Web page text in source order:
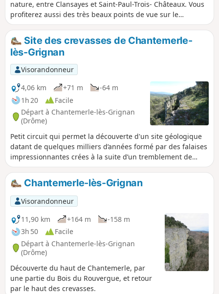
nature, entre Clansayes et Saint-Paul-Trois- Châteaux. Vous
profiterez aussi des très beaux points de vue sur le
Vaucluse et le Mont Ventoux, ainsi que sur la Vallée du
Rhône et les montagnes ardéchoises. Le retour se fait dans
la Combe du Verger et vous pouvez accéder à la Chapelle
Notre-Dame de Toronne par son chemin de croix. À l'arrivée,
prenez le temps de visiter le très beau village de Clansayes.
Site des crevasses de Chantemerle-
lès-Grignan
Visorandonneur
4,06 km
+71 m
-64 m
1h 20
Facile
Départ à Chantemerle-lès-Grignan
(Drôme)
Petit circuit qui permet la découverte d'un site géologique
datant de quelques milliers d’années formé par des falaises
impressionnantes crées à la suite d’un tremblement de
terre au XVIIIe siècle.
Chantemerle-lès-Grignan
Visorandonneur
11,90 km
+164 m
-158 m
3h 50
Facile
Départ à Chantemerle-lès-Grignan
(Drôme)
Découverte du haut de Chantemerle, par
une partie du Bois du Rouvergue, et retour
par le haut des crevasses.